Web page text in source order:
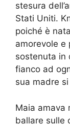
stesura
Stati Uniti.
poiché è
amorevole e
sostenuta in
fianco ad
sua madre
Maia amava
ballare sulle